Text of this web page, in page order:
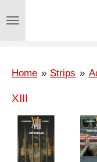
direct
hoofdinhoud
Home » Strips »
XIII